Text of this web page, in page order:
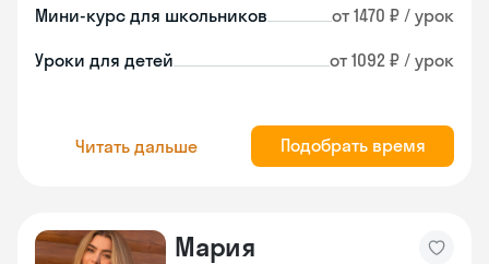
Мини-курс для школьников от 1470 ₽ / урок
Уроки для детей от 1092 ₽ / урок
Читать дальше Подобрать время
Мария